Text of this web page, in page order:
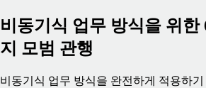
비동기식 업무 방식을 위한
지 모범 관행
비동기식 업무 방식을 완전하게 적용하기